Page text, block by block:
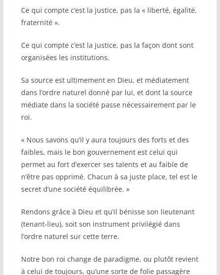
Ce qui compte c’est la justice, pas la « liberté, égalité,
fraternité ».
Ce qui compte c’est la justice, pas la façon dont sont
organisées les institutions.
Sa source est ultimement en Dieu, et médiatement
dans l’ordre naturel donné par lui, et dont la source
médiate dans la société passe nécessairement par le
roi.
« Nous savons qu’il y aura toujours des forts et des
faibles, mais le bon gouvernement est celui qui
permet au fort d’exercer ses talents et au faible de
n’être pas opprimé. Chacun à sa juste place, tel est le
secret d’une société équilibrée. »
Rendons grâce à Dieu et qu’il bénisse son lieutenant
(tenant-lieu), soit son instrument privilégié dans
l’ordre naturel sur cette terre.
Notre bon roi change de paradigme, ou plutôt revient
à celui de toujours, qu’une sorte de folie passagère